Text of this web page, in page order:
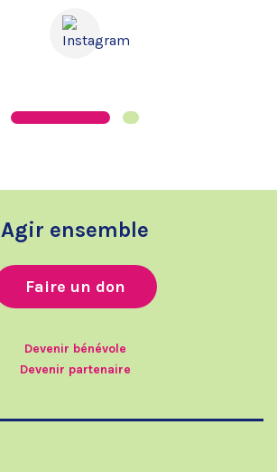
Agir ensemble
Faire un don
Devenir bénévole
Devenir partenaire